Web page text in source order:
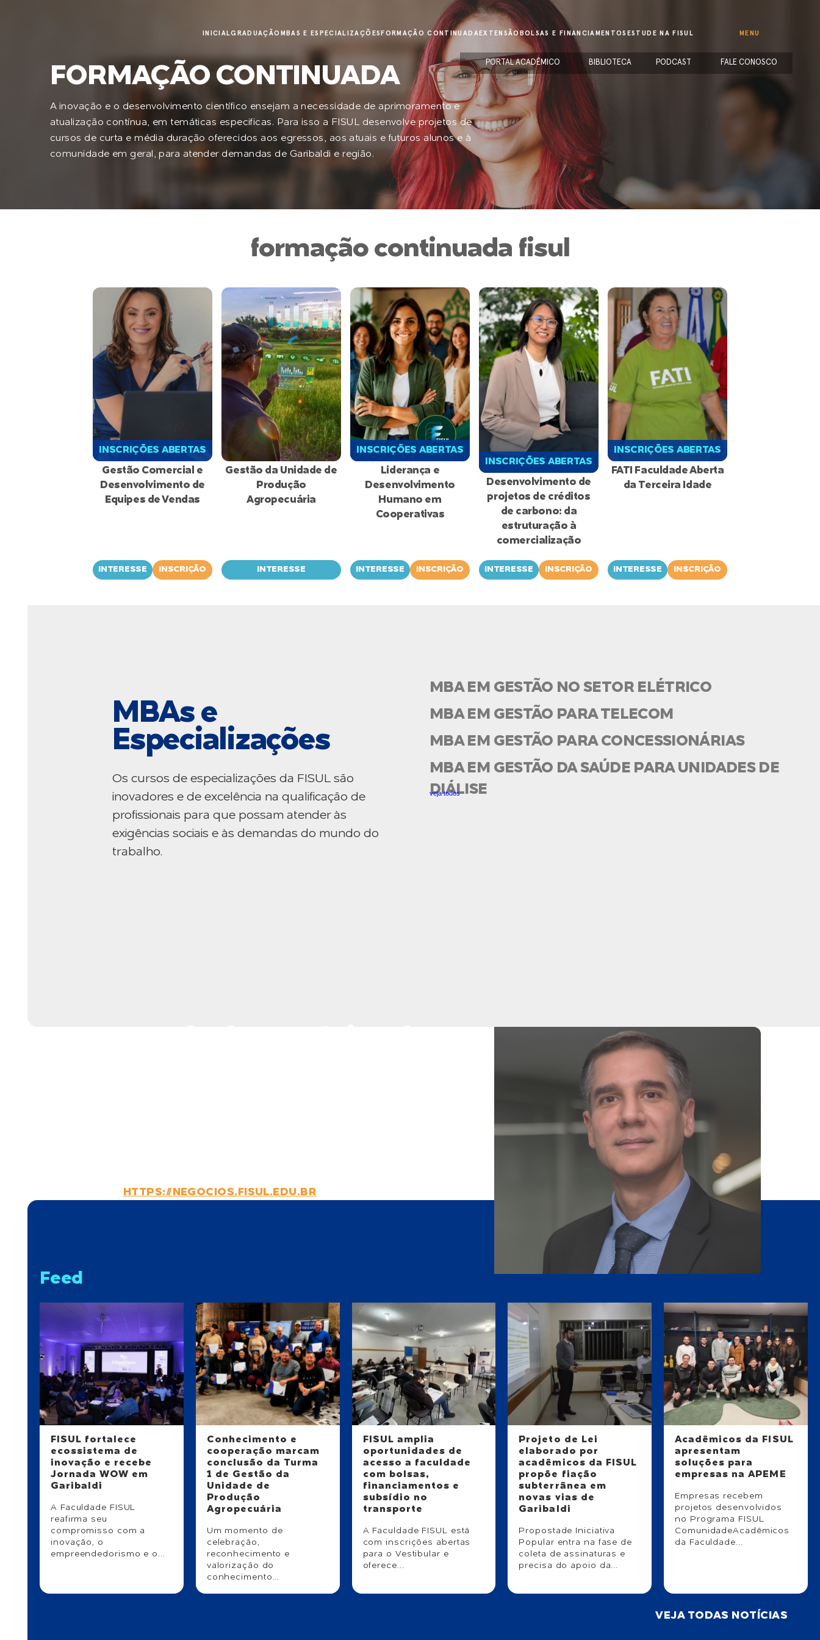
INICIALGRADUAÇÃO MBAS E ESPECIALIZAÇÕESFORMAÇÃO CONTINUADAEXTENSÃOBOLSAS E FINANCIAMENTOS ESTUDE NA FISUL MENU
PORTAL ACADÊMICO BIBLIOTECA PODCAST FALE CONOSCO
FORMAÇÃO CONTINUADA
A inovação e o desenvolvimento científico ensejam a necessidade de aprimoramento e
atualização contínua, em temáticas especificas. Para isso a FISUL desenvolve projetos de
cursos de curta e média duração oferecidos aos egressos, aos atuais e futuros alunos e à
comunidade em geral, para atender demandas de Garibaldi e região.
formação continuada fisul
INSCRIÇÕES ABERTAS
Gestão Comercial e
Desenvolvimento de
Equipes de Vendas
INTERESSE INSCRIÇÃO
Gestão da Unidade de
Produção
Agropecuária
INTERESSE
INSCRIÇÕES ABERTAS
Liderança e
Desenvolvimento
Humano em
Cooperativas
INTERESSE INSCRIÇÃO
INSCRIÇÕES ABERTAS
Desenvolvimento de
projetos de créditos
de carbono: da
estruturação à
comercialização
INTERESSE INSCRIÇÃO
INSCRIÇÕES ABERTAS
FATI Faculdade Aberta
da Terceira Idade
INTERESSE INSCRIÇÃO
MBAs e
Especializações
Os cursos de especializações da FISUL são
inovadores e de excelência na qualificação de
profissionais para que possam atender às
exigências sociais e às demandas do mundo do
trabalho.
MBA EM GESTÃO NO SETOR ELÉTRICO
MBA EM GESTÃO PARA TELECOM
MBA EM GESTÃO PARA CONCESSIONÁRIAS
MBA EM GESTÃO DA SAÚDE PARA UNIDADES DE
DIÁLISE
veja todos
HTTPS://NEGOCIOS.FISUL.EDU.BR
Feed
FISUL fortalece
ecossistema de
inovação e recebe
Jornada WOW em
Garibaldi
A Faculdade FISUL
reafirma seu
compromisso com a
inovação, o
empreendedorismo e o...
Conhecimento e
cooperação marcam
conclusão da Turma
1 de Gestão da
Unidade de
Produção
Agropecuária
Um momento de
celebração,
reconhecimento e
valorização do
conhecimento...
FISUL amplia
oportunidades de
acesso a faculdade
com bolsas,
financiamentos e
subsídio no
transporte
A Faculdade FISUL está
com inscrições abertas
para o Vestibular e
oferece...
Projeto de Lei
elaborado por
acadêmicos da FISUL
propõe fiação
subterrânea em
novas vias de
Garibaldi
Propostade Iniciativa
Popular entra na fase de
coleta de assinaturas e
precisa do apoio da...
Acadêmicos da FISUL
apresentam
soluções para
empresas na APEME
Empresas recebem
projetos desenvolvidos
no Programa FISUL
ComunidadeAcadêmicos
da Faculdade...
VEJA TODAS NOTÍCIAS